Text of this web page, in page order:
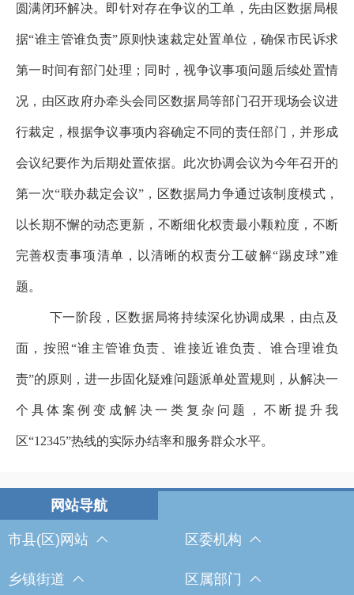
圆满闭环解决。即针对存在争议的工单， 先由区数据局根
据“谁主管谁负责”原则快速裁定处置单位，确保市民诉求
第一时间有部门处理 ；同时，视争议事项问题后续处置情
况， 由区政府办牵头会同 区数据局等部门召开现场会议进
行裁定，根据争议事项内容确定不同的责任部门，并形成
会议纪要作为后期处置依据。 此次协调会议为今年召开的
第一次“联办裁定会议”，区数据局力争通过该制度模式，
以长期不懈的动态更新，不断细化权责最小颗粒度，不断
完善权责事项清单，以清晰的权责分工破解“踢皮球”难
题。
下一阶段，区数据局将持续深化协调成果，由点及
面，按照 “谁主管谁负责、谁接近谁负责、谁合理谁负
责”的原则，进一步固化疑难问题派单处置规则，从解决一
个具体案例变成解决一类复杂问题，不断提升我
区“12345”热线的实际办结率和服务群众水平。
市县(区)网站 区委机构
乡镇街道 区属部门